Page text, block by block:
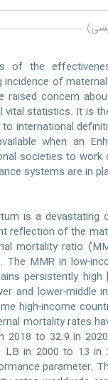
of the
of
raised concern
vital statistics. It is
international
when an
societies to work
systems are in
is a devastating
reflection of the
mortality ratio
MMR in low-
persistently high
and lower-middle
high-income
mortality rates
2018 to 32.9 in
in 2000 to 13 in
parameter.